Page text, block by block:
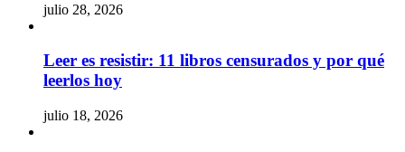
julio 28, 2026
Leer es resistir: 11 libros censurados y por qué
leerlos hoy
julio 18, 2026